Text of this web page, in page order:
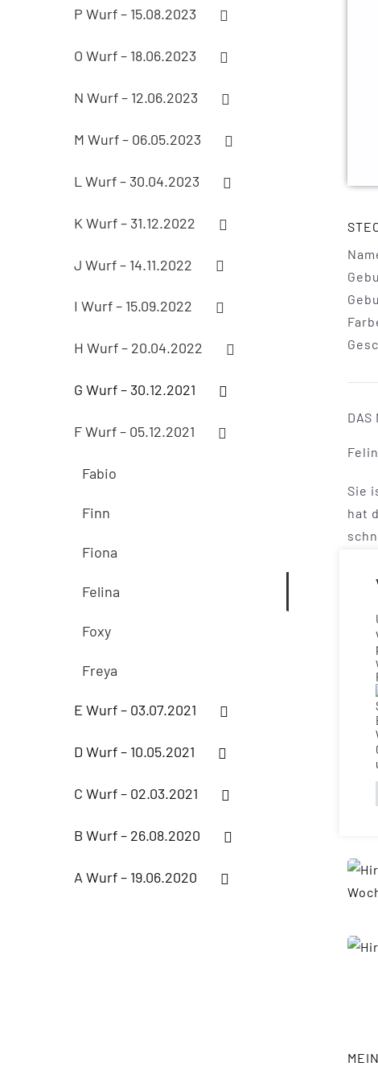
DAS
Sie
hat
P Wurf – 15.08.2023
O Wurf – 18.06.2023
N Wurf – 12.06.2023
M Wurf – 06.05.2023
L Wurf – 30.04.2023
K Wurf – 31.12.2022
J Wurf – 14.11.2022
I Wurf – 15.09.2022
H Wurf – 20.04.2022
G Wurf – 30.12.2021
F Wurf – 05.12.2021
Fabio
Finn
Fiona
Felina
Foxy
Freya
E Wurf – 03.07.2021
D Wurf – 10.05.2021
C Wurf – 02.03.2021
B Wurf – 26.08.2020
A Wurf – 19.06.2020